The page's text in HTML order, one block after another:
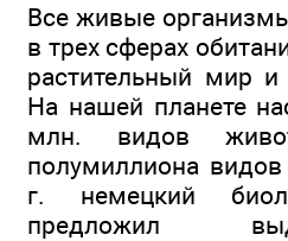
Все живые
в трех сферах
растительный мир
На нашей планете
млн. видов
полумиллиона
г. немецкий
предложил